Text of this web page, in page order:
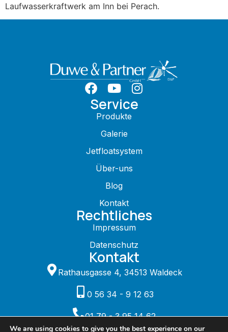
Laufwasserkraftwerk am Inn bei Perach.
Service
Produkte
Galerie
Jetfloatsystem
Über-uns
Blog
Kontakt
Rechtliches
Impressum
Datenschutz
Kontakt
Rathausgasse 4, 34513 Waldeck
0 56 34 - 9 12 63
01 79 - 3 95 14 62
We are using cookies to give you the best experience on our